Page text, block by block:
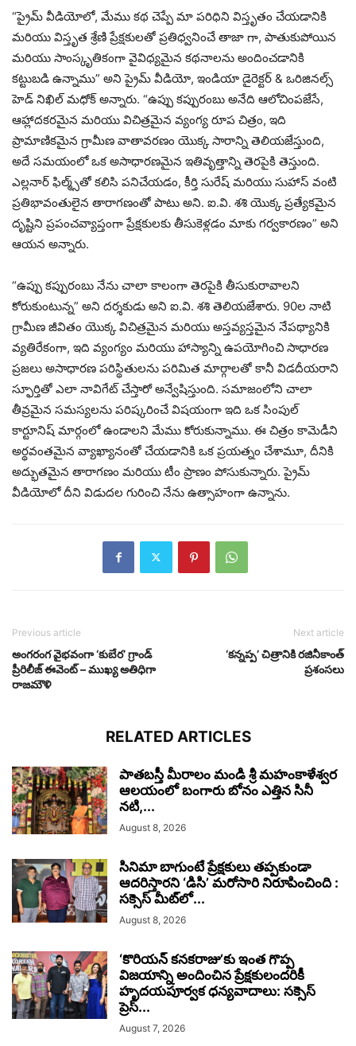
“ప్రైమ్ వీడియోలో, మేము కథ చెప్పే మా పరిధిని విస్తృతం చేయడానికి
మరియు విస్తృత శ్రేణి ప్రేక్షకులతో ప్రతిధ్వనించే తాజా గా, పాతుకుపోయిన
మరియు సాంస్కృతికంగా వైవిధ్యమైన కథనాలను అందించడానికి
కట్టుబడి ఉన్నాము” అని ప్రైమ్ వీడియో, ఇండియా డైరెక్టర్ & ఒరిజినల్స్
హెడ్ నిఖిల్ మధోక్ అన్నారు. “ఉప్పు కప్పురంబు అనేది ఆలోచింపజేసే,
ఆహ్లాదకరమైన మరియు విచిత్రమైన వ్యంగ్య రూప చిత్రం, ఇది
ప్రామాణికమైన గ్రామీణ వాతావరణం యొక్క సారాన్ని తెలియజేస్తుంది,
అదే సమయంలో ఒక అసాధారణమైన ఇతివృత్తాన్ని తెరపైకి తెస్తుంది.
ఎల్లనార్ ఫిల్మ్స్‌తో కలిసి పనిచేయడం, కీర్తి సురేష్ మరియు సుహాస్ వంటి
ప్రతిభావంతులైన తారాగణంతో పాటు అని. ఐ.వి. శశి యొక్క ప్రత్యేకమైన
దృష్టిని ప్రపంచవ్యాప్తంగా ప్రేక్షకులకు తీసుకెళ్లడం మాకు గర్వకారణం” అని
ఆయన అన్నారు.
“ఉప్పు కప్పురంబు నేను చాలా కాలంగా తెరపైకి తీసుకురావాలని
కోరుకుంటున్న” అని దర్శకుడు అని ఐ.వి. శశి తెలియజేశారు. 90ల నాటి
గ్రామీణ జీవితం యొక్క విచిత్రమైన మరియు అస్తవ్యస్తమైన నేపథ్యానికి
వ్యతిరేకంగా, ఇది వ్యంగ్యం మరియు హాస్యాన్ని ఉపయోగించి సాధారణ
ప్రజలు అసాధారణ పరిస్థితులను పరిమిత మార్గాలతో కానీ విడదీయరాని
స్ఫూర్తితో ఎలా నావిగేట్ చేస్తారో అన్వేషిస్తుంది. సమాజంలోని చాలా
తీవ్రమైన సమస్యలను పరిష్కరించే విషయంగా ఇది ఒక సింపుల్
కార్టూనిష్ మార్గంలో ఉండాలని మేము కోరుకున్నాము. ఈ చిత్రం కామెడీని
అర్థవంతమైన వ్యాఖ్యానంతో చేయడానికి ఒక ప్రయత్నం చేశామూ, దీనికి
అద్భుతమైన తారాగణం మరియు టీం ప్రాణం పోసుకున్నారు. ప్రైమ్
వీడియోలో దీని విడుదల గురించి నేను ఉత్సాహంగా ఉన్నాను.
Previous article
అంగరంగ వైభవంగా ‘కుబేర’ గ్రాండ్
ప్రీరిలీజ్ ఈవెంట్ – ముఖ్య అతిధిగా
రాజమౌళి
Next article
‘కన్నప్ప’ చిత్రానికి రజినీకాంత్
ప్రశంసలు
RELATED ARTICLES
పాతబస్తీ మీరాలం మండి శ్రీ మహంకాళేశ్వర
ఆలయంలో బంగారు బోనం ఎత్తిన సినీ
నటి,...
August 8, 2026
సినిమా బాగుంటే ప్రేక్షకులు తప్పకుండా
ఆదరిస్తారని ‘డిసి’ మరోసారి నిరూపించింది :
సక్సెస్ మీట్‌లో...
August 8, 2026
‘కొరియన్ కనకరాజు’కు ఇంత గొప్ప
విజయాన్ని అందించిన ప్రేక్షకులందరికీ
హృదయపూర్వక ధన్యవాదాలు: సక్సెస్
ప్రెస్...
August 7, 2026